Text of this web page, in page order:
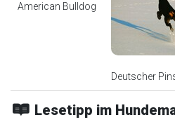
American Bulldog
Deutscher
Lesetipp im